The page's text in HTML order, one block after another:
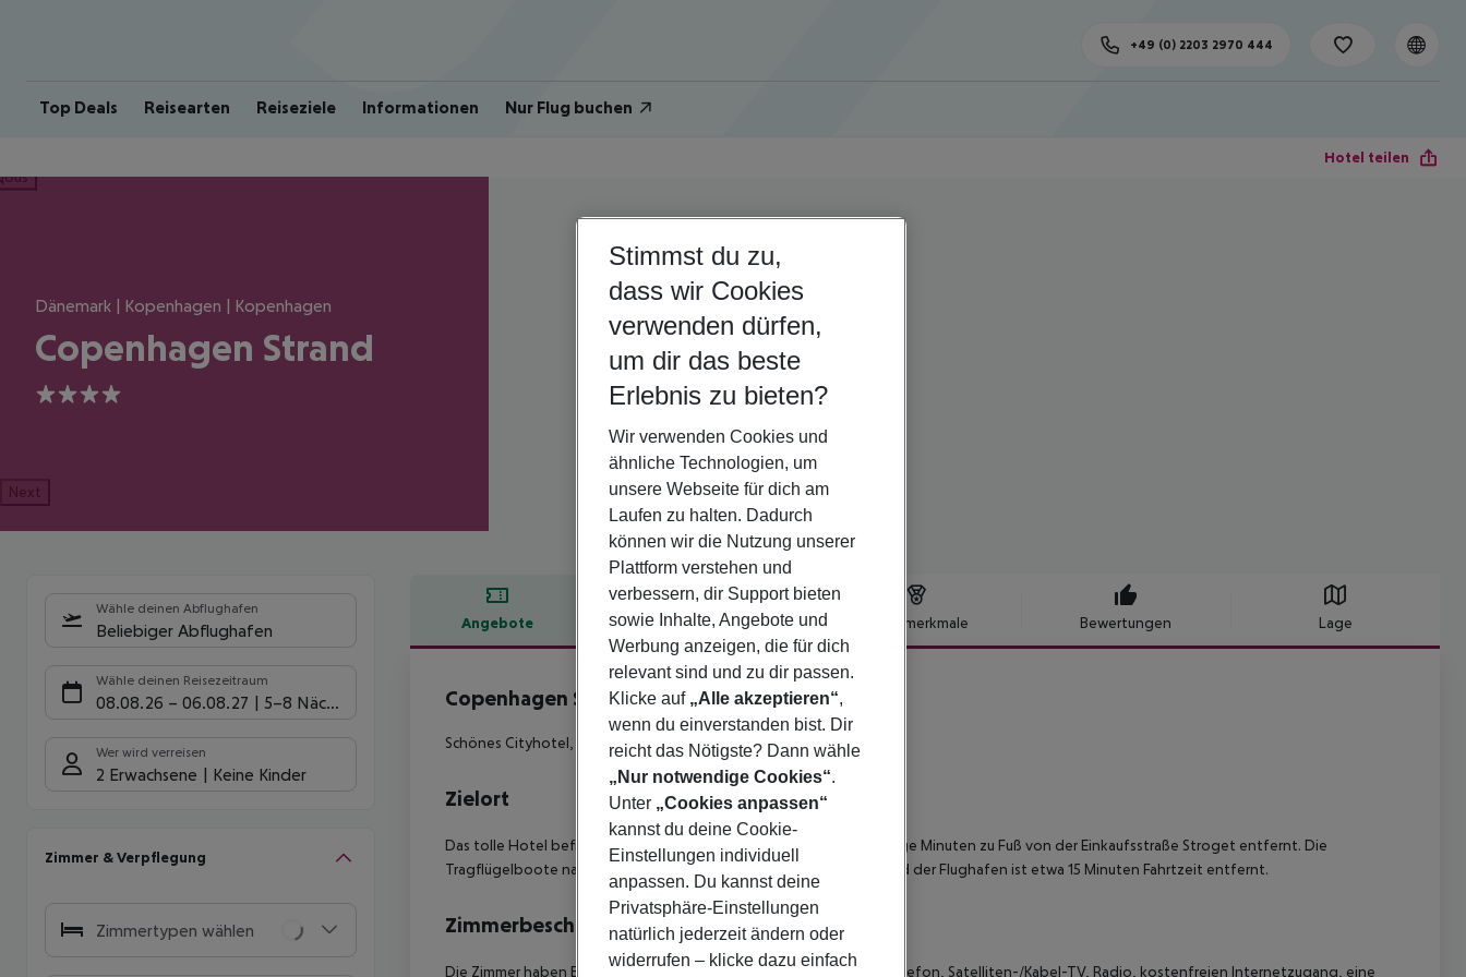
Top Deals Reisearten Reiseziele Informationen Nur Flug buchen
+49 (0) 2203 2970 444
Hotel teilen
Dänemark | Kopenhagen | Kopenhagen
Copenhagen Strand
4
Next
Wähle deinen Abflughafen
Beliebiger Abflughafen
Wähle deinen Reisezeitraum
08.08.26 – 06.08.27 5-8 Nächte
Wer wird verreisen
2 Erwachsene Keine Kinder
Zimmer & Verpflegung
Zimmertypen wählen
Angebote Hotelbeschreibung Hotelmerkmale Bewertungen Lage
Hotelbeschreibung
Copenhagen Strand
4
Schönes Cityhotel, unweit des Stadtzentrums gelegen!
Zielort
Das tolle Hotel befindet sich im beliebten Nyhavn Bereich, nur wenige Minuten zu Fuß von der Einkaufsstraße Stroget entfernt. Die
Tragflügelboote nach Schweden sind nur wenige Minuten zu Fuß und der Flughafen ist etwa 15 Minuten Fahrtzeit entfernt.
Zimmerbeschreibung
Die Zimmer haben Bad oder Dusche/WC, Haartrockner, Direktwahltelefon, Satelliten-/Kabel-TV, Radio, kostenfreien Internetzugang, eine
Stimmst du zu,
dass wir Cookies
verwenden dürfen,
um dir das beste
Erlebnis zu bieten?
Wir verwenden Cookies und
ähnliche Technologien, um
unsere Webseite für dich am
Laufen zu halten. Dadurch
können wir die Nutzung unserer
Plattform verstehen und
verbessern, dir Support bieten
sowie Inhalte, Angebote und
Werbung anzeigen, die für dich
relevant sind und zu dir passen.
Klicke auf „Alle akzeptieren“,
wenn du einverstanden bist. Dir
reicht das Nötigste? Dann wähle
„Nur notwendige Cookies“.
Unter „Cookies anpassen“
kannst du deine Cookie-
Einstellungen individuell
anpassen. Du kannst deine
Privatsphäre-Einstellungen
natürlich jederzeit ändern oder
widerrufen – klicke dazu einfach